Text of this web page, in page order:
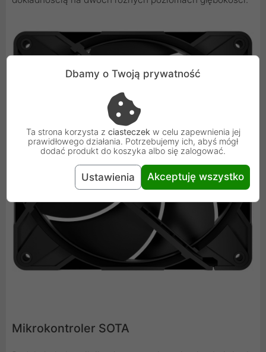
Mikrokontroler SOTA
Dbamy o Twoją prywatność
Ta strona korzysta z ciasteczek w celu zapewnienia jej
prawidłowego działania. Potrzebujemy ich, abyś mógł
dodać produkt do koszyka albo się zalogować.
Ustawienia Akceptuję wszystko